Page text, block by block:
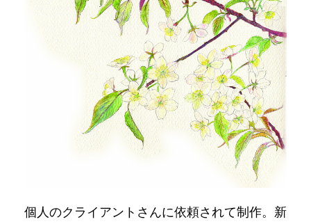
個人のクライアントさんに依頼されて制作。新